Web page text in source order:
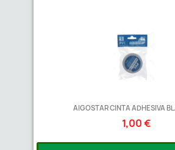
AIGOSTAR CINTA ADHESIVA
1,00 €